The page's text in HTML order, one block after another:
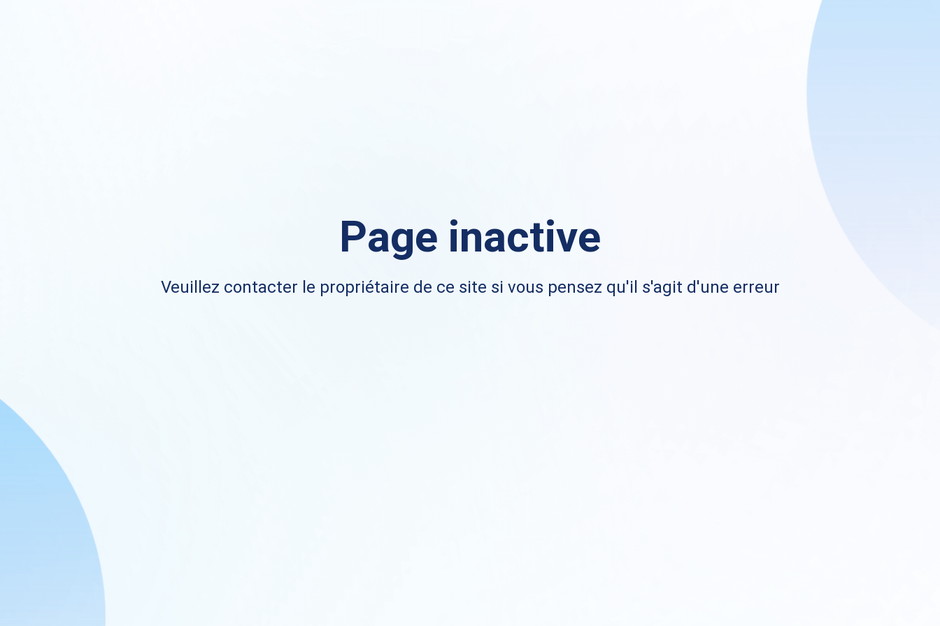
Page inactive
Veuillez contacter le propriétaire de ce site si vous pensez qu'il s'agit d'une erreur